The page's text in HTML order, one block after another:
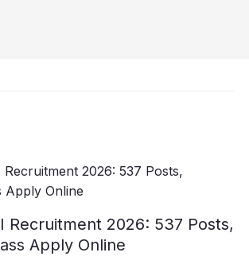
Recruitment 2026: 537 Posts,
Apply Online